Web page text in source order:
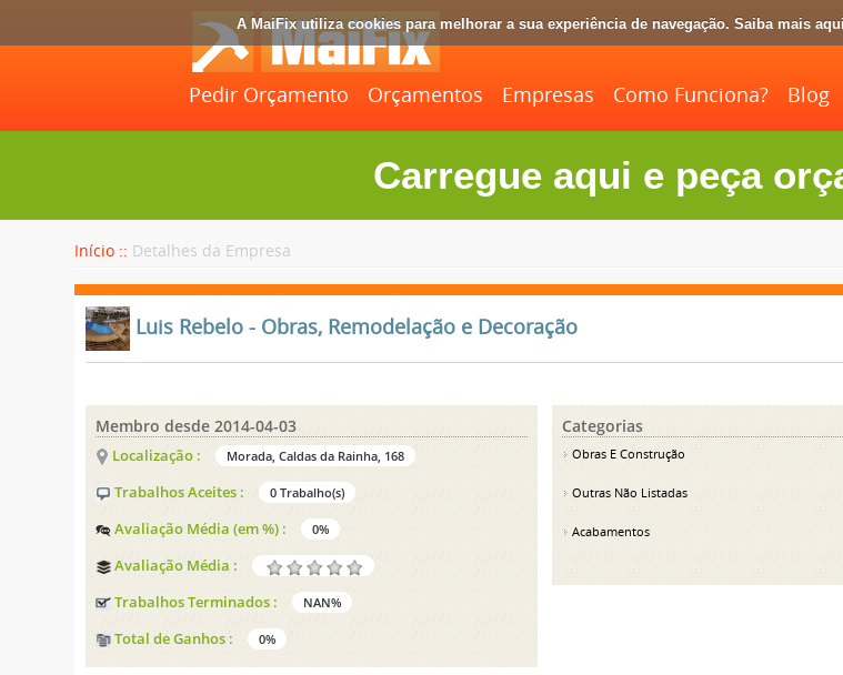
A MaiFix utiliza cookies para melhorar a sua experiência de navegação. Saiba mais
Pedir Orçamento Orçamentos Empresas Como Funciona? Blog
Carregue aqui e peça
Início :: Detalhes da Empresa
Luis Rebelo - Obras, Remodelação e Decoração
Membro desde 2014-04-03
Localização : Morada, Caldas da Rainha, 168
Trabalhos Aceites : 0 Trabalho(s)
Avaliação Média (em %) : 0%
Avaliação Média :
Trabalhos Terminados :
NAN%
Total de Ganhos : 0%
Categorias
Obras E Construção
Outras Não Listadas
Acabamentos